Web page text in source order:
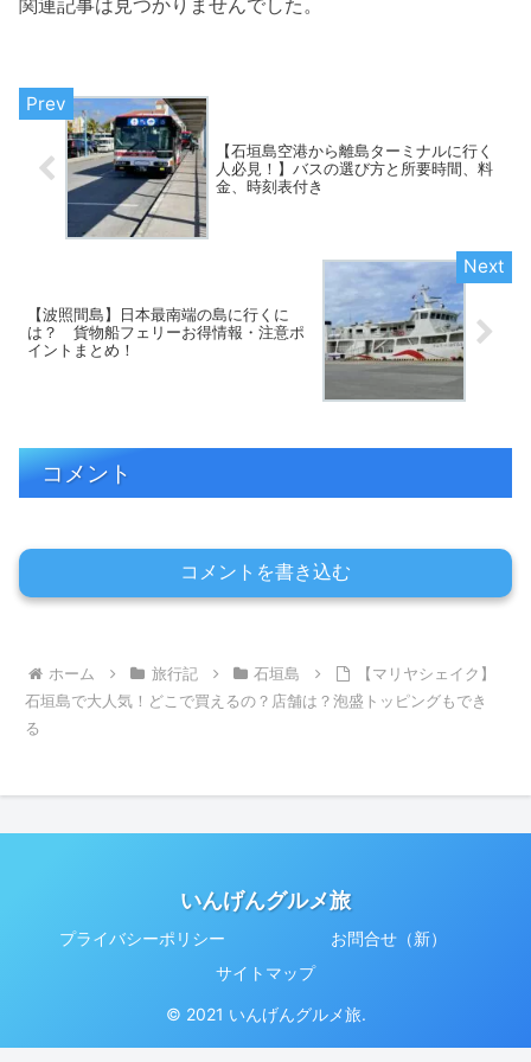
関連記事は見つかりませんでした。
【石垣島空港から離島ターミナルに行く
人必見！】バスの選び方と所要時間、料
金、時刻表付き
【波照間島】日本最南端の島に行くに
は？ 貨物船フェリーお得情報・注意ポ
イントまとめ！
コメント
コメントを書き込む
ホーム 旅行記 石垣島
【マリヤシェイク】
石垣島で大人気！どこで買えるの？店舗は？泡盛トッピングもでき
る
いんげんグルメ旅
プライバシーポリシー
お問合せ（新）
サイトマップ
© 2021 いんげんグルメ旅.